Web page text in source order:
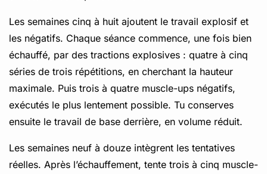
Les semaines cinq à huit ajoutent le travail explosif et
les négatifs. Chaque séance commence, une fois bien
échauffé, par des tractions explosives : quatre à cinq
séries de trois répétitions, en cherchant la hauteur
maximale. Puis trois à quatre muscle-ups négatifs,
exécutés le plus lentement possible. Tu conserves
ensuite le travail de base derrière, en volume réduit.
Les semaines neuf à douze intègrent les tentatives
réelles. Après l’échauffement, tente trois à cinq muscle-